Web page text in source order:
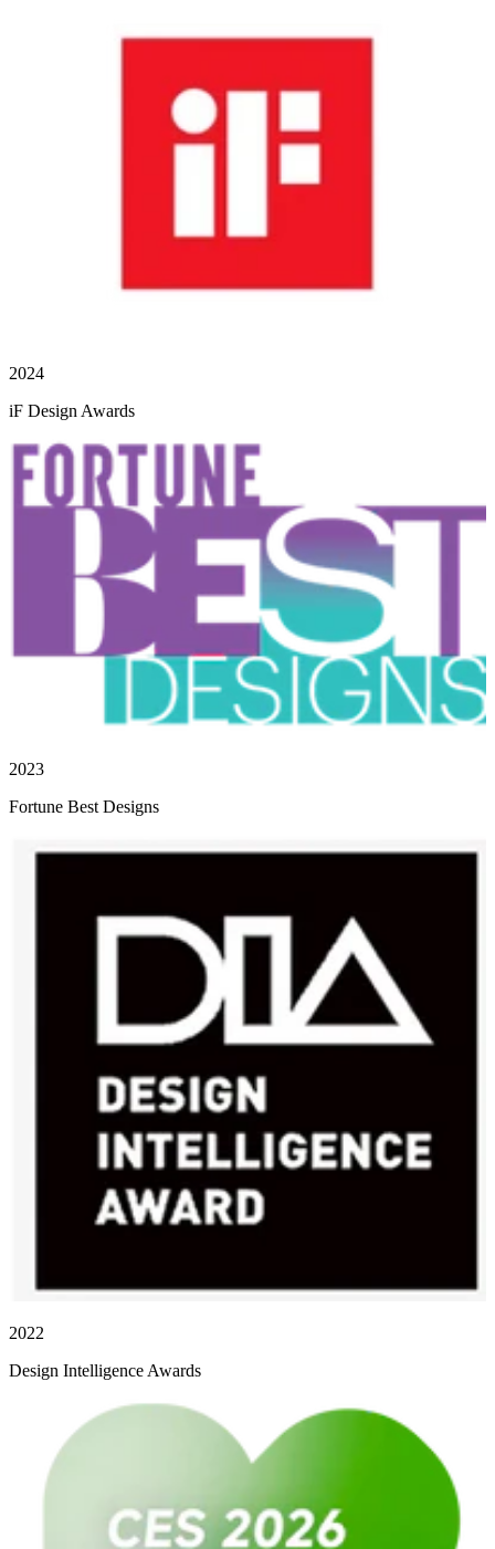
2024
iF Design Awards
2023
Fortune Best Designs
2022
Design Intelligence Awards